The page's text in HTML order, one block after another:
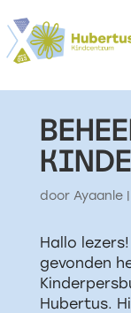
door Ayaanle|
Hallo
gevonden
Hubertus.